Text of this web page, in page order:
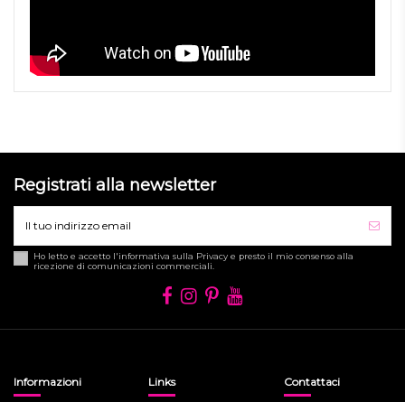
Registrati alla newsletter
Ho letto e accetto l'informativa sulla Privacy e presto il mio consenso alla
ricezione di comunicazioni commerciali.
Informazioni Links Contattaci